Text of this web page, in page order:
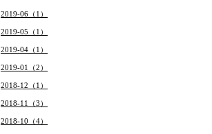
2019-06（1）
2019-05（1）
2019-04（1）
2019-01（2）
2018-12（1）
2018-11（3）
2018-10（4）